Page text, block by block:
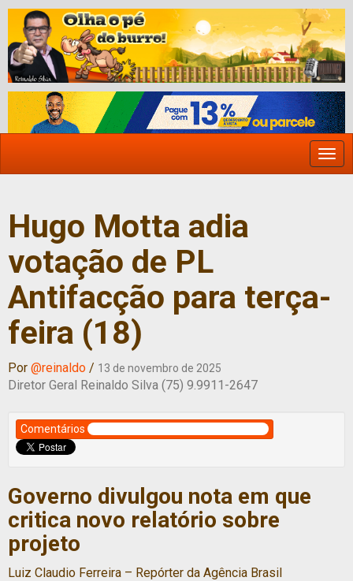
Hugo Motta adia
votação de PL
Antifacção para terça-
feira (18)
Por @reinaldo / 13 de novembro de 2025
Diretor Geral Reinaldo Silva (75) 9.9911-2647
Comentários
Governo divulgou nota em que
critica novo relatório sobre
projeto
Luiz Claudio Ferreira – Repórter da Agência Brasil